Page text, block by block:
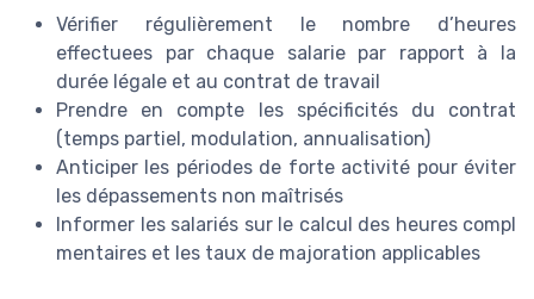
Vérifier régulièrement le nombre d’heures
effectuees par chaque salarie par rapport à la
durée légale et au contrat de travail
Prendre en compte les spécificités du contrat
(temps partiel, modulation, annualisation)
Anticiper les périodes de forte activité pour éviter
les dépassements non maîtrisés
Informer les salariés sur le calcul des heures compl
mentaires et les taux de majoration applicables